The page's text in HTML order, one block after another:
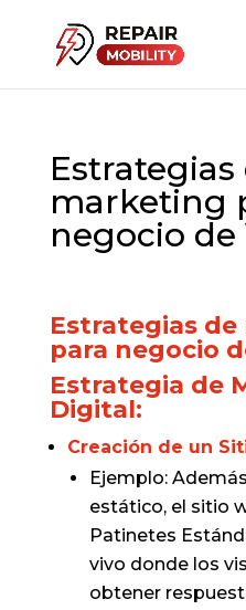
Estrategias
marketing
negocio de
Estrategias
para negocio
Estrategia de
Digital:
Creación de un
Ejemplo:
estático, el sitio
Patinetes
vivo donde los
obtener